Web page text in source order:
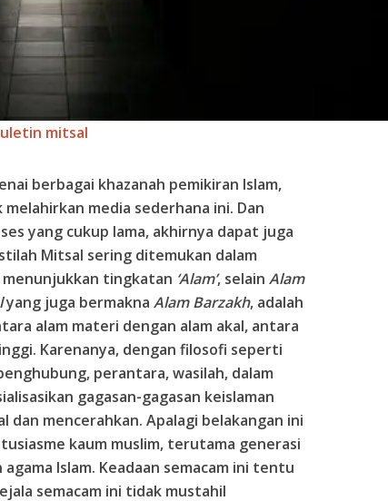
mitsal
berbagai khazanah pemikiran Islam,
media sederhana ini. Dan
yang cukup lama, akhirnya dapat juga
Mitsal sering ditemukan dalam
menunjukkan tingkatan ‘Alam’, selain Alam
yang juga bermakna Alam Barzakh, adalah
alam materi dengan alam akal, antara
Karenanya, dengan filosofi seperti
perantara, wasilah, dalam
gagasan-gagasan keislaman
dan mencerahkan. Apalagi belakangan ini
kaum muslim, terutama generasi
Islam. Keadaan semacam ini tentu
semacam ini tidak mustahil